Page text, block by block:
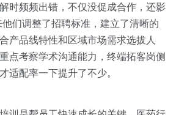
时频频出错，不仅没促成合作，还影
们调整了招聘标准，建立了清晰的
产品线特性和区域市场需求选拔人
点考察学术沟通能力，终端拓客岗侧
适配率一下提升了不少。